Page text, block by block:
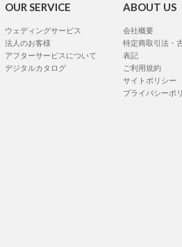
OUR SERVICE
ウェディングサービス
法人のお客様
アフターサービスについて
デジタルカタログ
ABOUT US
会社概要
特定商取引法・
表記
ご利用規約
サイトポリシー
プライバシーポ